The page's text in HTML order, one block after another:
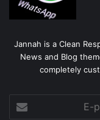
Jannah is a Clean
News and Blog
completely
posta